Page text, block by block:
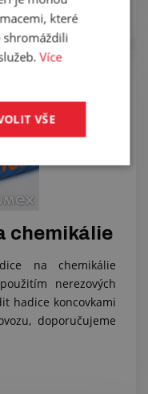
chemikálie
na chemikálie
nerezových
hadice koncovkami
doporučujeme
které
Více
VŠE